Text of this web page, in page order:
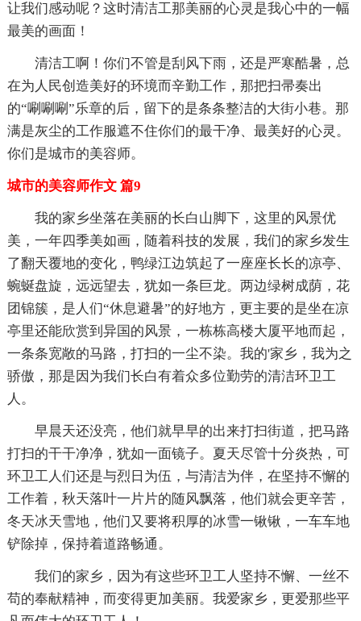
让我们感动呢？这时清洁工那美丽的心灵是我心中的一幅
最美的画面！
清洁工啊！你们不管是刮风下雨，还是严寒酷暑，总
在为人民创造美好的环境而辛勤工作，那把扫帚奏出
的“唰唰唰”乐章的后，留下的是条条整洁的大街小巷。那
满是灰尘的工作服遮不住你们的最干净、最美好的心灵。
你们是城市的美容师。
城市的美容师作文 篇9
我的家乡坐落在美丽的长白山脚下，这里的风景优
美，一年四季美如画，随着科技的发展，我们的家乡发生
了翻天覆地的变化，鸭绿江边筑起了一座座长长的凉亭、
蜿蜒盘旋，远远望去，犹如一条巨龙。两边绿树成荫，花
团锦簇，是人们“休息避暑”的好地方，更主要的是坐在凉
亭里还能欣赏到异国的风景，一栋栋高楼大厦平地而起，
一条条宽敞的马路，打扫的一尘不染。我的'家乡，我为之
骄傲，那是因为我们长白有着众多位勤劳的清洁环卫工
人。
早晨天还没亮，他们就早早的出来打扫街道，把马路
打扫的干干净净，犹如一面镜子。夏天尽管十分炎热，可
环卫工人们还是与烈日为伍，与清洁为伴，在坚持不懈的
工作着，秋天落叶一片片的随风飘落，他们就会更辛苦，
冬天冰天雪地，他们又要将积厚的冰雪一锹锹，一车车地
铲除掉，保持着道路畅通。
我们的家乡，因为有这些环卫工人坚持不懈、一丝不
苟的奉献精神，而变得更加美丽。我爱家乡，更爱那些平